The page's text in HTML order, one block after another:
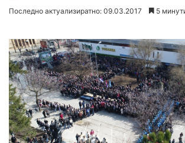
Последно актуализиратно: 09.03.2017 5